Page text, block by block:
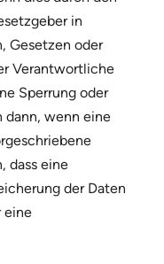
in
Gesetzen oder
Verantwortliche
Sperrung oder
dann, wenn eine
dass eine
der Daten
eine